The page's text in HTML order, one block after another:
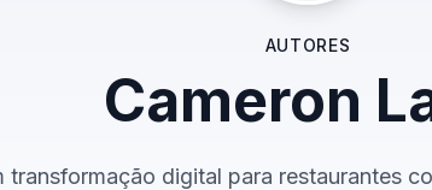
AUTORES
Cameron
transformação digital para restaurantes